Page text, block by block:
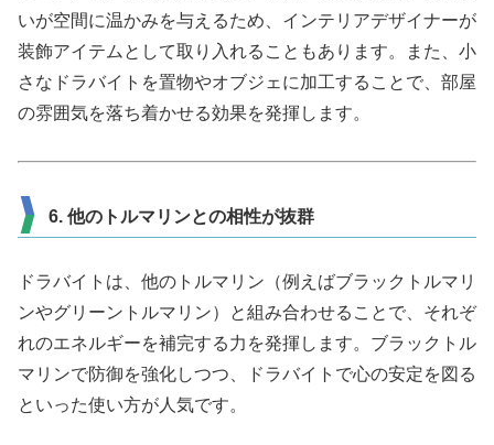
いが空間に温かみを与えるため、インテリアデザイナーが
装飾アイテムとして取り入れることもあります。また、小
さなドラバイトを置物やオブジェに加工することで、部屋
の雰囲気を落ち着かせる効果を発揮します。
6. 他のトルマリンとの相性が抜群
ドラバイトは、他のトルマリン（例えばブラックトルマリ
ンやグリーントルマリン）と組み合わせることで、それぞ
れのエネルギーを補完する力を発揮します。ブラックトル
マリンで防御を強化しつつ、ドラバイトで心の安定を図る
といった使い方が人気です。